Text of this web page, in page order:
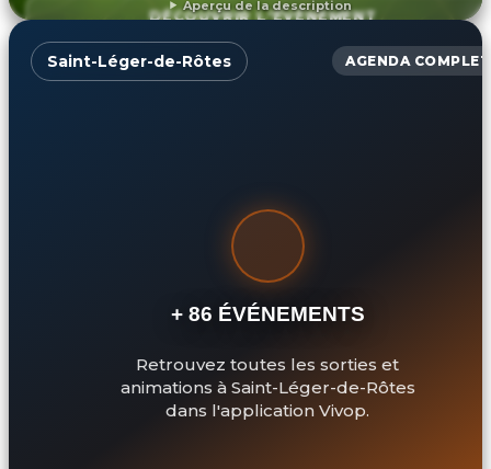
Aperçu de la description
DÉCOUVRIR L'ÉVÉNEMENT
Saint-Léger-de-Rôtes AGENDA COMPLET
+ 86 ÉVÉNEMENTS
Retrouvez toutes les sorties et
animations à Saint-Léger-de-Rôtes
dans l'application Vivop.